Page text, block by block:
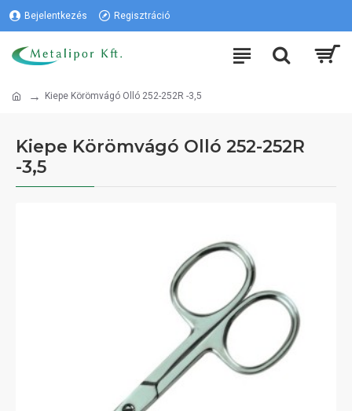
Bejelentkezés Regisztráció
Kiepe Körömvágó Olló 252-252R -3,5
Kiepe Körömvágó Olló 252-252R
-3,5